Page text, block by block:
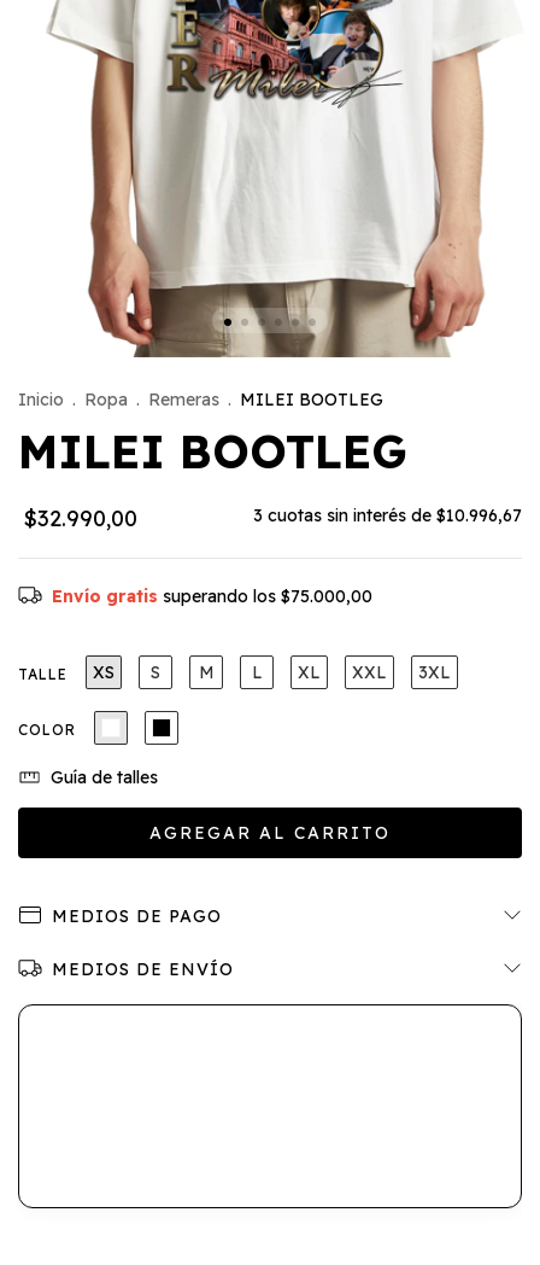
Inicio . Ropa . Remeras . MILEI BOOTLEG
MILEI BOOTLEG
$32.990,00 3 cuotas sin interés de $10.996,67
Envío gratis superando los $75.000,00
TALLE XS S M L XL XXL 3XL
COLOR
Guía de talles
MEDIOS DE PAGO
MEDIOS DE ENVÍO